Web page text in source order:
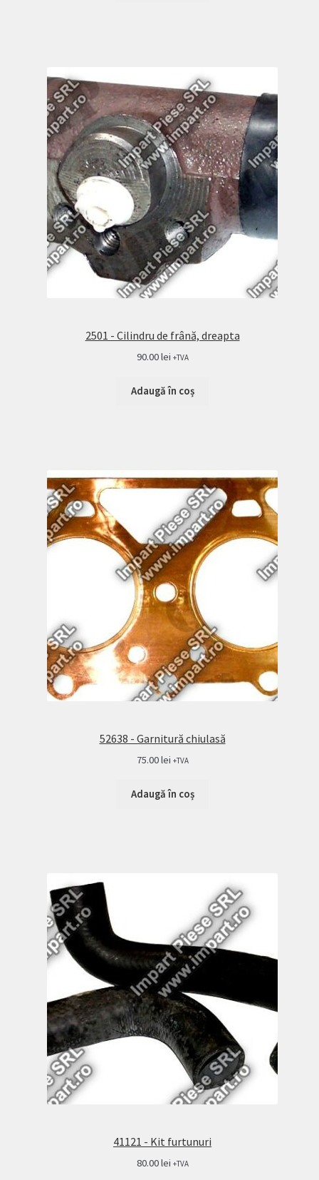
2501 - Cilindru de frână, dreapta
90.00lei +TVA
Adaugă în coș
52638 - Garnitură chiulasă
75.00lei +TVA
Adaugă în coș
41121 - Kit furtunuri
80.00lei +TVA